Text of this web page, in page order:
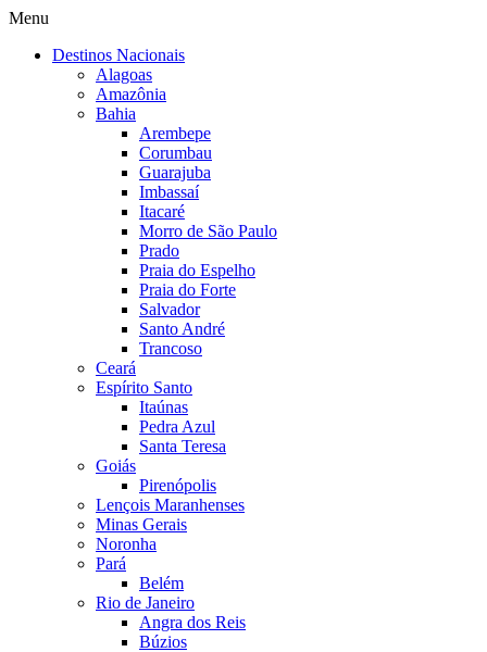
Menu
Destinos Nacionais
Alagoas
Amazônia
Bahia
Arembepe
Corumbau
Guarajuba
Imbassaí
Itacaré
Morro de São Paulo
Prado
Praia do Espelho
Praia do Forte
Salvador
Santo André
Trancoso
Ceará
Espírito Santo
Itaúnas
Pedra Azul
Santa Teresa
Goiás
Pirenópolis
Lençois Maranhenses
Minas Gerais
Noronha
Pará
Belém
Rio de Janeiro
Angra dos Reis
Búzios